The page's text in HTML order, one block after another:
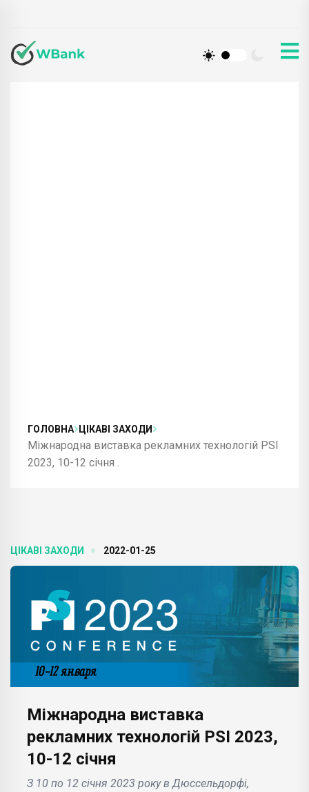
ГОЛОВНА ЦІКАВІ ЗАХОДИ
Міжнародна виставка рекламних технологій PSI
2023, 10-12 січня .
ЦІКАВІ ЗАХОДИ 2022-01-25
Міжнародна виставка
рекламних технологій PSI 2023,
10-12 січня
З 10 по 12 січня 2023 року в Дюссельдорфі,